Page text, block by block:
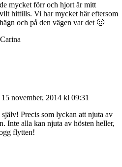
mycket förr och hjort är mitt
hittills. Vi har mycket här eftersom
och på den vägen var det 🙂
15 november, 2014 kl 09:31
Precis som lyckan att njuta av
Inte alla kan njuta av hösten heller,
flytten!